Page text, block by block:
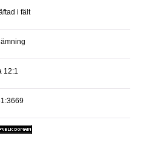
i fält
12:1